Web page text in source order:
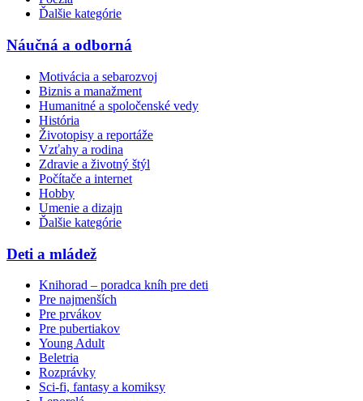
Ďalšie kategórie
Náučná a odborná
Motivácia a sebarozvoj
Biznis a manažment
Humanitné a spoločenské vedy
História
Životopisy a reportáže
Vzťahy a rodina
Zdravie a životný štýl
Počítače a internet
Hobby
Umenie a dizajn
Ďalšie kategórie
Deti a mládež
Knihorad – poradca kníh pre deti
Pre najmenších
Pre prvákov
Pre pubertiakov
Young Adult
Beletria
Rozprávky
Sci-fi, fantasy a komiksy